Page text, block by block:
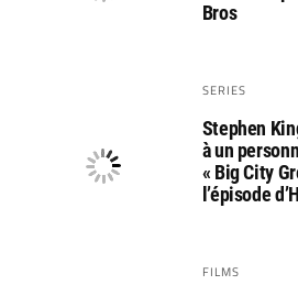
Bros
SERIES
Stephen
à un
« Big City
l’épisode
FILMS